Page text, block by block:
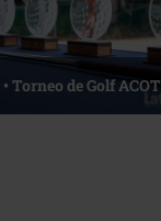
servicio